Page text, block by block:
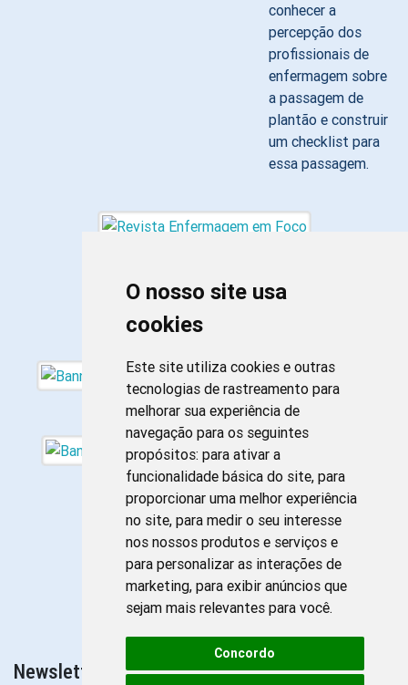
O nosso site usa
cookies
Este site utiliza cookies e outras
tecnologias de rastreamento para
melhorar sua experiência de
navegação para os seguintes
propósitos: para ativar a
funcionalidade básica do site, para
proporcionar uma melhor experiência
no site, para medir o seu interesse
nos nossos produtos e serviços e
para personalizar as interações de
marketing, para exibir anúncios que
sejam mais relevantes para você.
Concordo
conhecer a
percepção dos
profissionais de
enfermagem sobre
a passagem de
plantão e construir
um checklist para
essa passagem.
Newsletter da Enfermagem